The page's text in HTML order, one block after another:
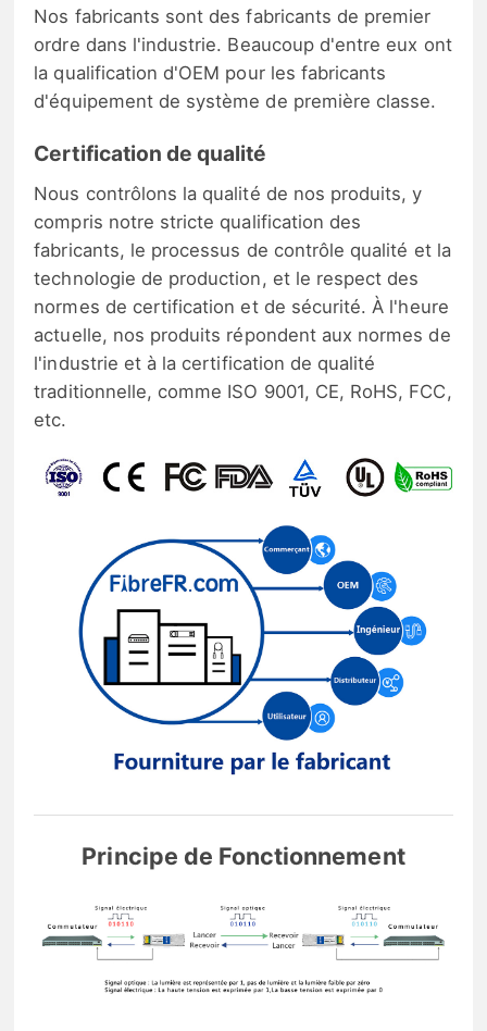
Nos fabricants sont des fabricants de premier
ordre dans l'industrie. Beaucoup d'entre eux ont
la qualification d'OEM pour les fabricants
d'équipement de système de première classe.
Certification de qualité
Nous contrôlons la qualité de nos produits, y
compris notre stricte qualification des
fabricants, le processus de contrôle qualité et la
technologie de production, et le respect des
normes de certification et de sécurité. À l'heure
actuelle, nos produits répondent aux normes de
l'industrie et à la certification de qualité
traditionnelle, comme ISO 9001, CE, RoHS, FCC,
etc.
Principe de Fonctionnement